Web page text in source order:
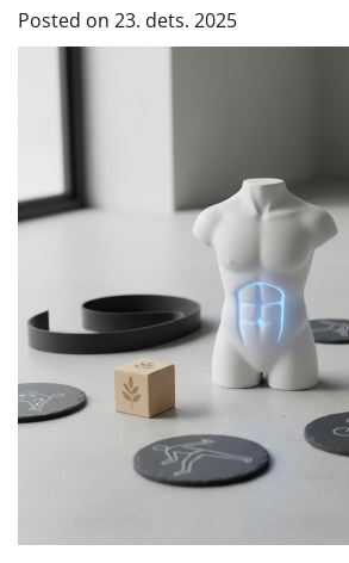
Posted on 23. dets. 2025